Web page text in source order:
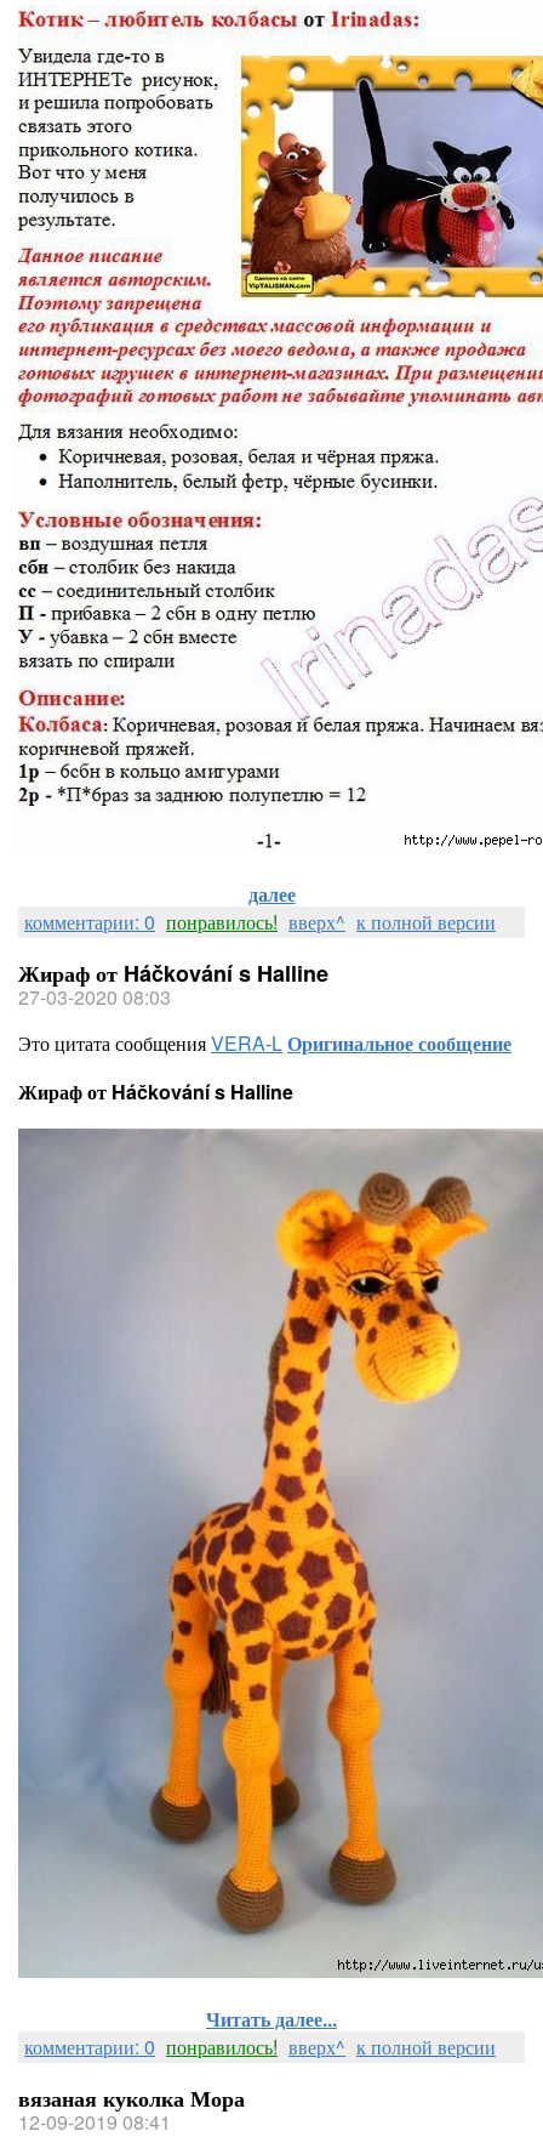
далее
комментарии: 0 понравилось! вверх^ к полной версии
Жираф от Háčkování s Halline
27-03-2020 08:03
Это цитата сообщенияVERA-LОригинальное сообщение
Жираф от Háčkování s Halline
Читать далее...
комментарии: 0 понравилось! вверх^ к полной версии
вязаная куколка Мора
12-09-2019 08:41